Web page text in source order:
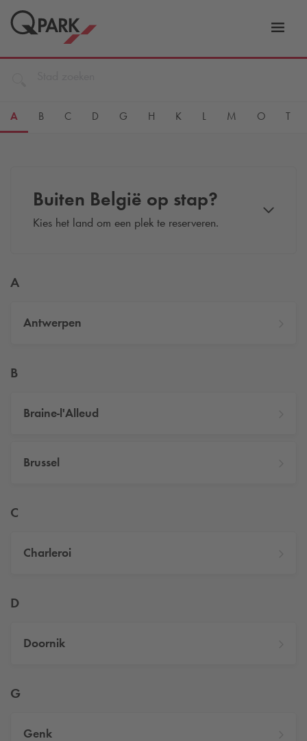
A B C D G H K L M O T
Buiten België op stap?
Kies het land om een plek te reserveren.
A
Antwerpen
B
Braine-l'Alleud
Brussel
C
Charleroi
D
Doornik
G
Genk